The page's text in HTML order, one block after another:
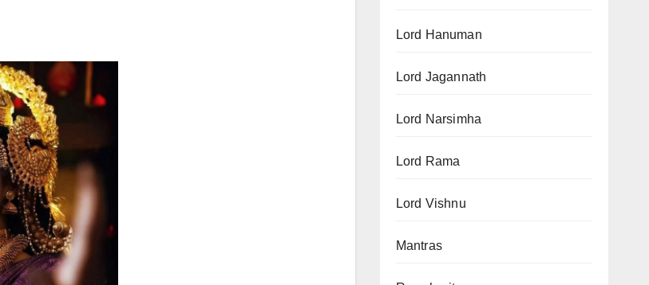
Lord Hanuman
Lord Jagannath
Lord Narsimha
Lord Rama
Lord Vishnu
Mantras